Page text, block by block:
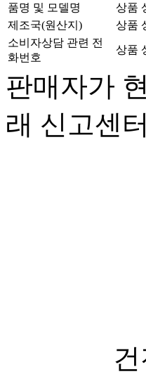
품명 및 모델명 상품
제조국(원산지)
상품
소비자상담 관련 전
화번호
상품
판매자가
래 신고센